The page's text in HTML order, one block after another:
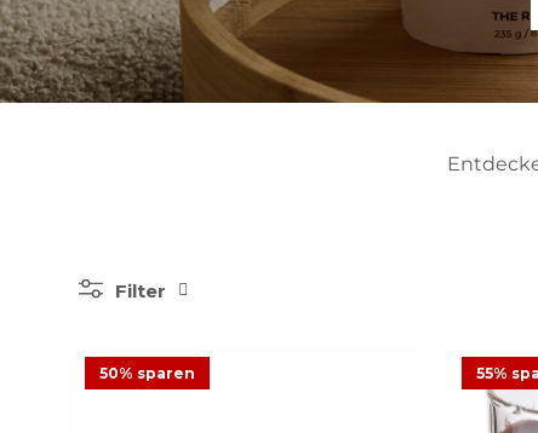
Filter
50% sparen 55%